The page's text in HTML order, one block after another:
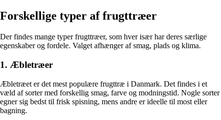
Forskellige typer af frugttræer
Der findes mange typer frugttræer, som hver især har deres særlige
egenskaber og fordele. Valget afhænger af smag, plads og klima.
1. Æbletræer
Æbletræet er det mest populære frugttræ i Danmark. Det findes i et
væld af sorter med forskellig smag, farve og modningstid. Nogle sorter
egner sig bedst til frisk spisning, mens andre er ideelle til most eller
bagning.